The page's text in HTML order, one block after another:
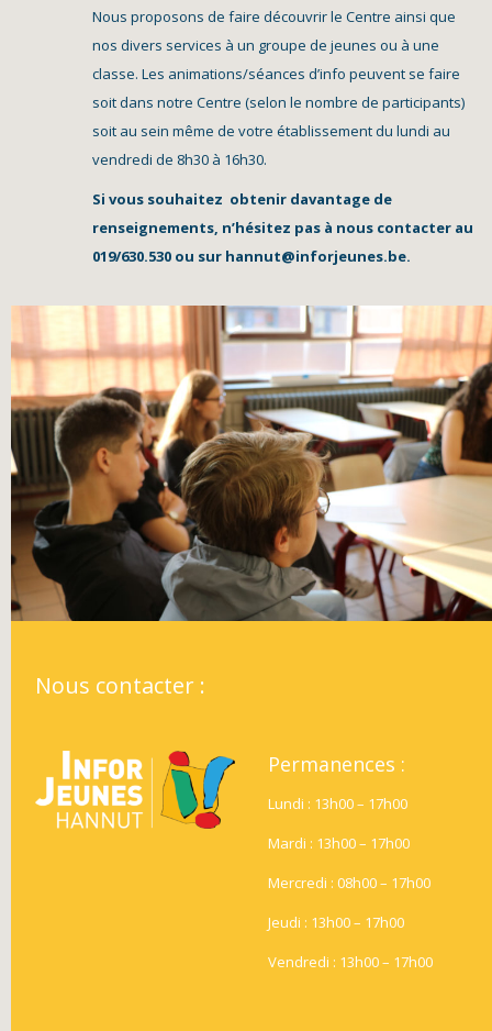
Nous proposons de faire découvrir le Centre ainsi que
nos divers services à un groupe de jeunes ou à une
classe. Les animations/séances d’info peuvent se faire
soit dans notre Centre (selon le nombre de participants)
soit au sein même de votre établissement du lundi au
vendredi de 8h30 à 16h30.
Si vous souhaitez obtenir davantage de
renseignements, n’hésitez pas à nous contacter au
019/630.530 ou sur hannut@inforjeunes.be.
Nous contacter :
Permanences :
Lundi : 13h00 – 17h00
Mardi : 13h00 – 17h00
Mercredi : 08h00 – 17h00
Jeudi : 13h00 – 17h00
Vendredi : 13h00 – 17h00